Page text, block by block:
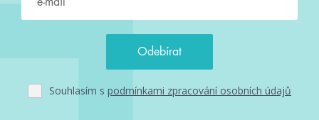
Souhlasím s podmínkami zpracování osobních údajů